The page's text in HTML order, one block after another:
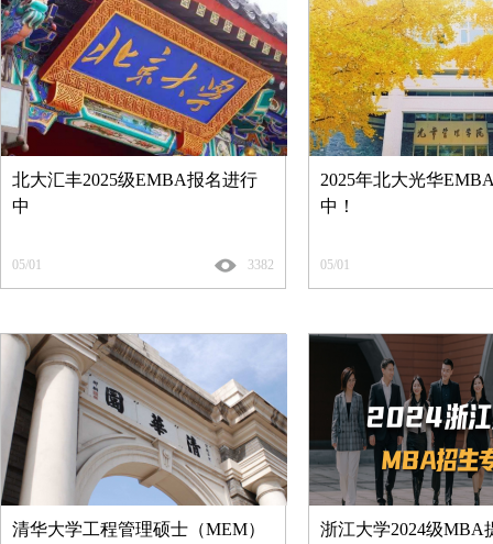
北大汇丰2025级EMBA报名进行
中
05/01 3382
2025年北大光华
中！
05/01
清华大学工程管理硕士（MEM）
浙江大学2024级MBA